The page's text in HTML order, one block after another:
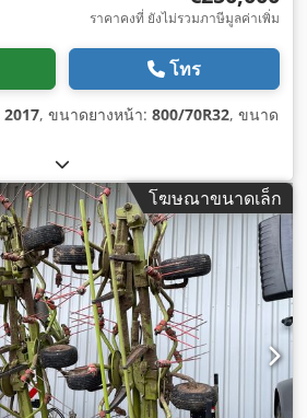
ราคาคงที่ ยังไม่รวมภาษีมูลค่าเพิ่ม
โทร
2017, ขนาดยางหน้า: 800/70R32, ขนาด
โฆษณาขนาดเล็ก